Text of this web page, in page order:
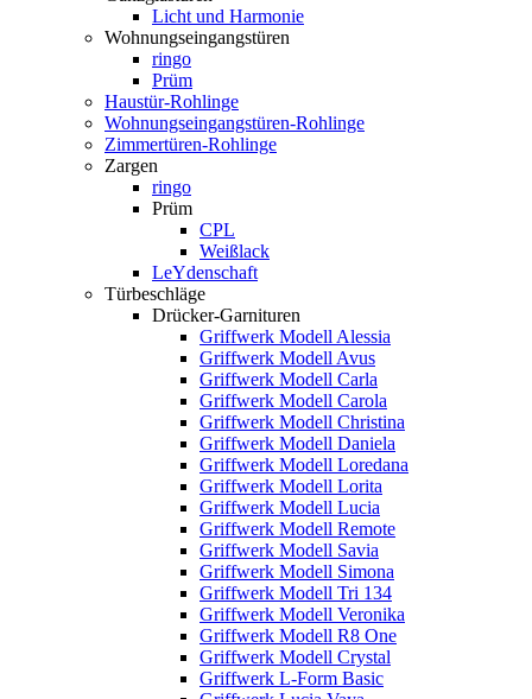
Licht und Harmonie
Wohnungseingangstüren
ringo
Prüm
Haustür-Rohlinge
Wohnungseingangstüren-Rohlinge
Zimmertüren-Rohlinge
Zargen
ringo
Prüm
CPL
Weißlack
LeYdenschaft
Türbeschläge
Drücker-Garnituren
Griffwerk Modell Alessia
Griffwerk Modell Avus
Griffwerk Modell Carla
Griffwerk Modell Carola
Griffwerk Modell Christina
Griffwerk Modell Daniela
Griffwerk Modell Loredana
Griffwerk Modell Lorita
Griffwerk Modell Lucia
Griffwerk Modell Remote
Griffwerk Modell Savia
Griffwerk Modell Simona
Griffwerk Modell Tri 134
Griffwerk Modell Veronika
Griffwerk Modell R8 One
Griffwerk Modell Crystal
Griffwerk L-Form Basic